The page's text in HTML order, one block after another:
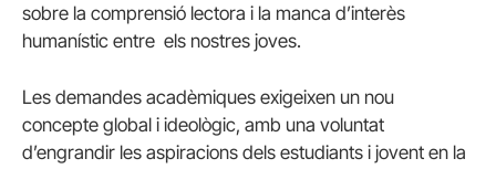
sobre la comprensió lectora i la manca d’interès
humanístic entre els nostres joves.
Les demandes acadèmiques exigeixen un nou
concepte global i ideològic, amb una voluntat
d’engrandir les aspiracions dels estudiants i jovent en la